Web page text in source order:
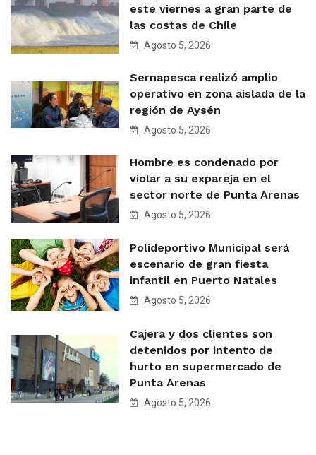
este viernes a gran parte de
las costas de Chile
Agosto 5, 2026
Sernapesca realizó amplio
operativo en zona aislada de la
región de Aysén
Agosto 5, 2026
Hombre es condenado por
violar a su expareja en el
sector norte de Punta Arenas
Agosto 5, 2026
Polideportivo Municipal será
escenario de gran fiesta
infantil en Puerto Natales
Agosto 5, 2026
Cajera y dos clientes son
detenidos por intento de
hurto en supermercado de
Punta Arenas
Agosto 5, 2026